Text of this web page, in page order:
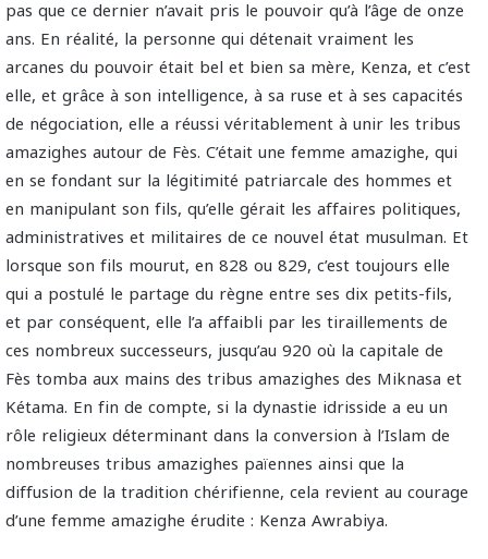
pas que ce dernier n’avait pris le pouvoir qu’à l’âge de onze
ans. En réalité, la personne qui détenait vraiment les
arcanes du pouvoir était bel et bien sa mère, Kenza, et c’est
elle, et grâce à son intelligence, à sa ruse et à ses capacités
de négociation, elle a réussi véritablement à unir les tribus
amazighes autour de Fès. C’était une femme amazighe, qui
en se fondant sur la légitimité patriarcale des hommes et
en manipulant son fils, qu’elle gérait les affaires politiques,
administratives et militaires de ce nouvel état musulman. Et
lorsque son fils mourut, en 828 ou 829, c’est toujours elle
qui a postulé le partage du règne entre ses dix petits-fils,
et par conséquent, elle l’a affaibli par les tiraillements de
ces nombreux successeurs, jusqu’au 920 où la capitale de
Fès tomba aux mains des tribus amazighes des Miknasa et
Kétama. En fin de compte, si la dynastie idrisside a eu un
rôle religieux déterminant dans la conversion à l’Islam de
nombreuses tribus amazighes païennes ainsi que la
diffusion de la tradition chérifienne, cela revient au courage
d’une femme amazighe érudite : Kenza Awrabiya.